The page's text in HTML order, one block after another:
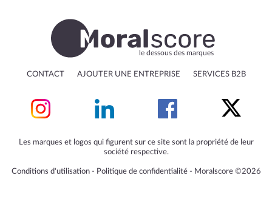
le dessous des marques
CONTACT AJOUTER UNE ENTREPRISE SERVICES B2B
Les marques et logos qui figurent sur ce site sont la propriété de leur
société respective.
Conditions d'utilisation‐ Politique de confidentialité‐ Moralscore ©2026